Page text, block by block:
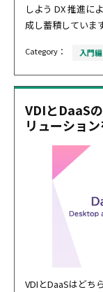
しよう DX 推進に
成し蓄積していま
Category： 入門編
VDIとDaaS
リューショ
VDIとDaaSはどち